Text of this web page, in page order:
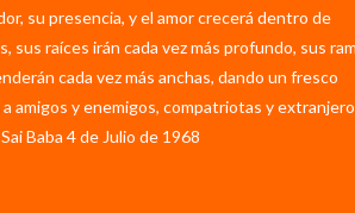
su presencia, y el amor crecerá dentro de
sus raíces irán cada vez más profundo, sus
cada vez más anchas, dando un fresco
amigos y enemigos, compatriotas y
Baba 4 de Julio de 1968